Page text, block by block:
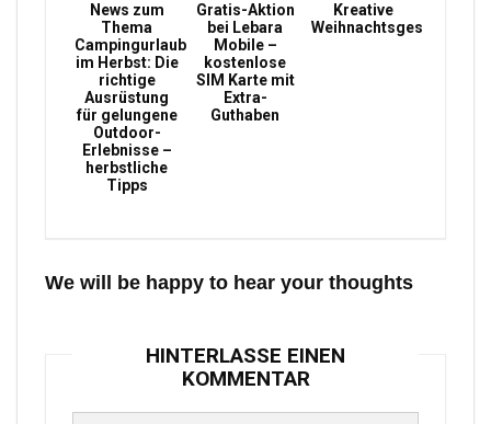
News zum
Thema
Campingurlaub
im Herbst: Die
richtige
Ausrüstung
für gelungene
Outdoor-
Erlebnisse –
herbstliche
Tipps
Gratis-Aktion
bei Lebara
Mobile –
kostenlose
SIM Karte mit
Extra-
Guthaben
Kreative
Weihnachtsgeschenke
We will be happy to hear your thoughts
HINTERLASSE EINEN
KOMMENTAR